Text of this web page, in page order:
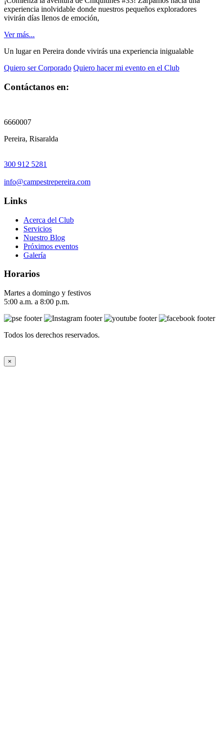
experiencia inolvidable donde nuestros pequeños exploradores
vivirán días llenos de emoción,
Ver más...
Un lugar en Pereira donde vivirás una experiencia inigualable
Quiero ser Corporado Quiero hacer mi evento en el Club
Contáctanos en:
6660007
Pereira, Risaralda
300 912 5281
info@campestrepereira.com
Links
Acerca del Club
Servicios
Nuestro Blog
Próximos eventos
Galería
Horarios
Martes a domingo y festivos
5:00 a.m. a 8:00 p.m.
Todos los derechos reservados.
×